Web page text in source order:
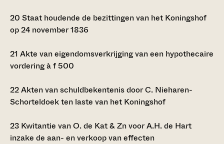
20 Staat houdende de bezittingen van het Koningshof
op 24 november 1836
21 Akte van eigendomsverkrijging van een hypothecaire
vordering àf 500
22Akten van schuldbekentenis door C. Nieharen-
Schorteldoek ten laste van het Koningshof
23 Kwitantie van O. de Kat & Zn voor A.H. de Hart
inzake de aan- en verkoop van effecten